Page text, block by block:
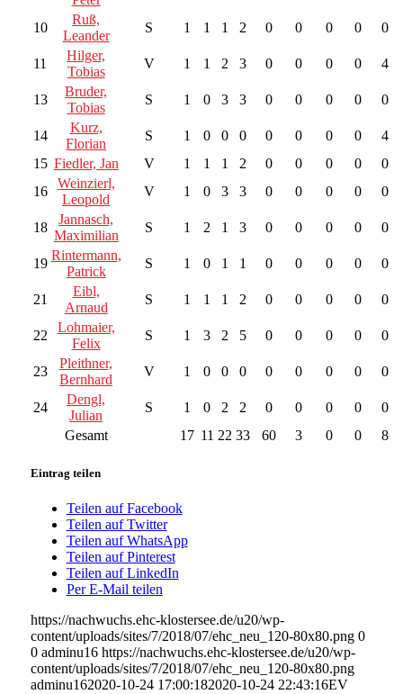
10
Ruß,
Leander
S 1 1 1 2 0 0 0 0 0
11
Hilger,
Tobias
V 1 1 2 3 0 0 0 0 4
13
Bruder,
Tobias
S 1 0 3 3 0 0 0 0 0
14
Kurz,
Florian
S 1 0 0 0 0 0 0 0
4
15 Fiedler, Jan V 1 1 1 2 0 0 0 0
0
16
Weinzierl,
Leopold
V 1 0 3 3 0 0 0 0 0
18
Jannasch,
Maximilian
S 1 2 1 3 0 0 0 0 0
19
Rintermann,
Patrick
S 1 0 1 1 0 0 0 0 0
21
Eibl,
Arnaud
S 1 1 1 2 0 0 0 0 0
22
Lohmaier,
Felix
S 1 3 2 5 0 0 0 0 0
23
Pleithner,
Bernhard
V 1 0 0 0 0 0 0 0 0
24
Dengl,
Julian
S 1 0 2 2 0 0 0 0
0
Gesamt
17 11 22 33 60 3 0 0 8
Eintrag teilen
Teilen auf Facebook
Teilen auf Twitter
Teilen auf WhatsApp
Teilen auf Pinterest
Teilen auf LinkedIn
Per E-Mail teilen
https://nachwuchs.ehc-klostersee.de/u20/wp-
content/uploads/sites/7/2018/07/ehc_neu_120-80x80.png 0
0 adminu16 https://nachwuchs.ehc-klostersee.de/u20/wp-
content/uploads/sites/7/2018/07/ehc_neu_120-80x80.png
adminu162020-10-24 17:00:182020-10-24 22:43:16EV